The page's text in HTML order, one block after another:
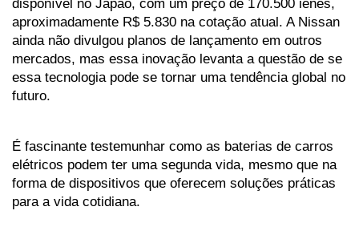
aproximadamente R$ 5.830 na cotação atual. A Nissan
ainda não divulgou planos de lançamento em outros
mercados, mas essa inovação levanta a questão de se
essa tecnologia pode se tornar uma tendência global no
futuro.
É fascinante testemunhar como as baterias de carros
elétricos podem ter uma segunda vida, mesmo que na
forma de dispositivos que oferecem soluções práticas
para a vida cotidiana.